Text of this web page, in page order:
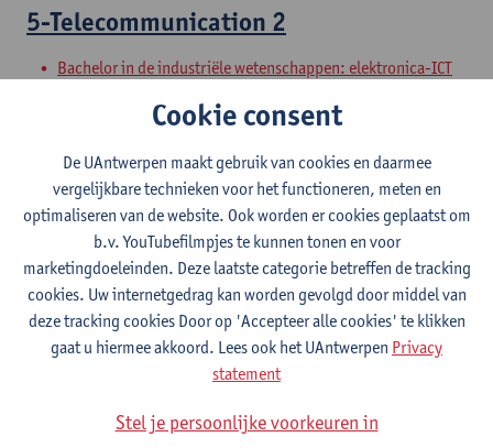
5-Telecommunication 2
Bachelor in de industriële wetenschappen: elektronica-ICT
6-Telecommunication 3
Bachelor in de industriële wetenschappen: elektronica-ICT
Exchange Faculty TI
Schakelprogramma industriële wetenschappen: elektronica-
ICT
II-Masterproef Elektronica-ICT met
inbegrip van stage
Cookie consent
De UAntwerpen maakt gebruik van cookies en daarmee
vergelijkbare technieken voor het functioneren, meten en
optimaliseren van de website. Ook worden er cookies geplaatst om
b.v. YouTubefilmpjes te kunnen tonen en voor
marketingdoeleinden. Deze laatste categorie betreffen de tracking
cookies. Uw internetgedrag kan worden gevolgd door middel van
deze tracking cookies Door op 'Accepteer alle cookies' te klikken
gaat u hiermee akkoord. Lees ook het UAntwerpen Privacy
statement
Stel je persoonlijke voorkeuren in